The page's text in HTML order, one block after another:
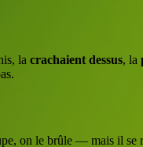
la crachaient dessus, la
on le brûle — mais il se